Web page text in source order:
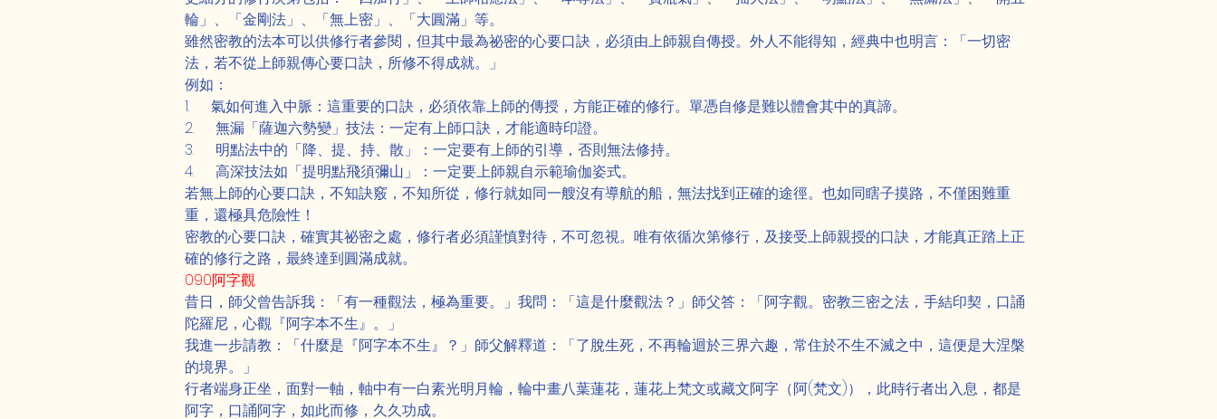
輪」、「金剛法」、「無上密」、「大圓滿」等。
雖然密教的法本可以供修行者參閱，但其中最為祕密的心要口訣，必須由上師親自傳授。外人不能得知，經典中也明言：「一切密
法，若不從上師親傳心要口訣，所修不得成就。」
例如：
1.      氣如何進入中脈：這重要的口訣，必須依靠上師的傳授，方能正確的修行。單憑自修是難以體會其中的真諦。
2.      無漏「薩迦六勢變」技法：一定有上師口訣，才能適時印證。
3.      明點法中的「降、提、持、散」：一定要有上師的引導，否則無法修持。
4.      高深技法如「提明點飛須彌山」：一定要上師親自示範瑜伽姿式。
若無上師的心要口訣，不知訣竅，不知所從，修行就如同一艘沒有導航的船，無法找到正確的途徑。也如同瞎子摸路，不僅困難重
重，還極具危險性！
密教的心要口訣，確實其祕密之處，修行者必須謹慎對待，不可忽視。唯有依循次第修行，及接受上師親授的口訣，才能真正踏上正
確的修行之路，最終達到圓滿成就。
090阿字觀
昔日，師父曾告訴我：「有一種觀法，極為重要。」我問：「這是什麼觀法？」師父答：「阿字觀。密教三密之法，手結印契，口誦
陀羅尼，心觀『阿字本不生』。」
我進一步請教：「什麼是『阿字本不生』？」師父解釋道：「了脫生死，不再輪迴於三界六趣，常住於不生不滅之中，這便是大涅槃
的境界。」
行者端身正坐，面對一軸，軸中有一白素光明月輪，輪中畫八葉蓮花，蓮花上梵文或藏文阿字（阿(梵文)），此時行者出入息，都是
阿字，口誦阿字，如此而修，久久功成。